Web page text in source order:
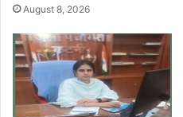
August 8, 2026